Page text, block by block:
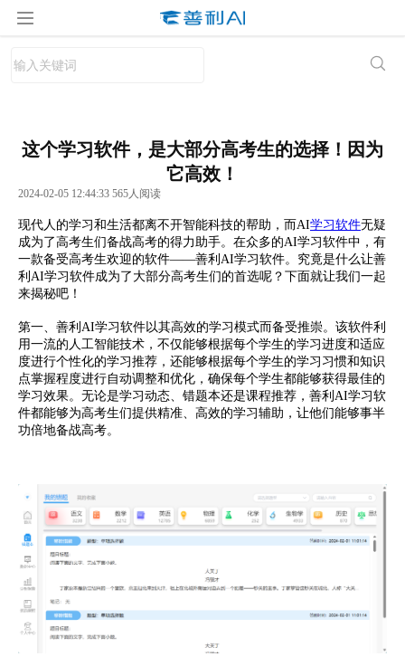
这个学习软件，是大部分高考生的选择！因为
它高效！
2024-02-05 12:44:33 565人阅读
现代人的学习和生活都离不开智能科技的帮助，而AI学习软件无疑
成为了高考生们备战高考的得力助手。在众多的AI学习软件中，有
一款备受高考生欢迎的软件——善利AI学习软件。究竟是什么让善
利AI学习软件成为了大部分高考生们的首选呢？下面就让我们一起
来揭秘吧！
第一、善利AI学习软件以其高效的学习模式而备受推崇。该软件利
用一流的人工智能技术，不仅能够根据每个学生的学习进度和适应
度进行个性化的学习推荐，还能够根据每个学生的学习习惯和知识
点掌握程度进行自动调整和优化，确保每个学生都能够获得最佳的
学习效果。无论是学习动态、错题本还是课程推荐，善利AI学习软
件都能够为高考生们提供精准、高效的学习辅助，让他们能够事半
功倍地备战高考。